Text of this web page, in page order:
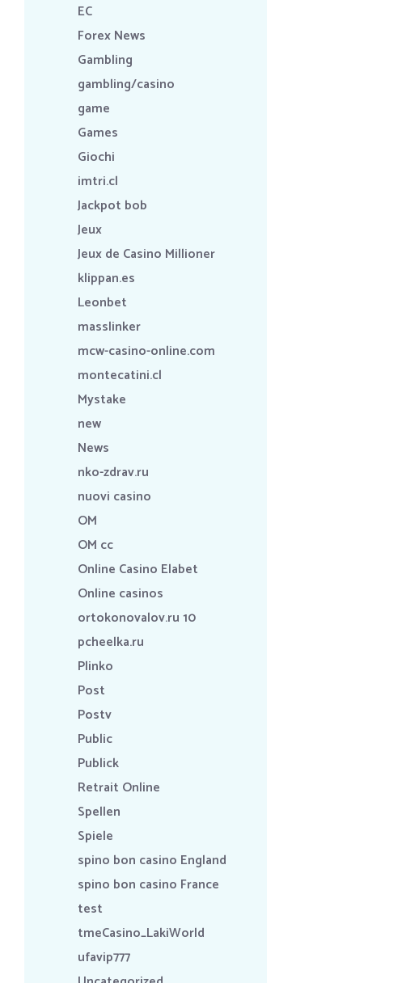
EC
Forex News
Gambling
gambling/casino
game
Games
Giochi
imtri.cl
Jackpot bob
Jeux
Jeux de Casino Millioner
klippan.es
Leonbet
masslinker
mcw-casino-online.com
montecatini.cl
Mystake
new
News
nko-zdrav.ru
nuovi casino
OM
OM cc
Online Casino Elabet
Online casinos
ortokonovalov.ru 10
pcheelka.ru
Plinko
Post
Postv
Public
Publick
Retrait Online
Spellen
Spiele
spino bon casino England
spino bon casino France
test
tmeCasino_LakiWorld
ufavip777